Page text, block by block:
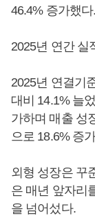
46.4% 증가했다.
2025년 연간 실
2025년 연결기
대비 14.1% 늘
가하며 매출 성
으로 18.6% 증
외형 성장은 꾸
은 매년 앞자리
을 넘어섰다.